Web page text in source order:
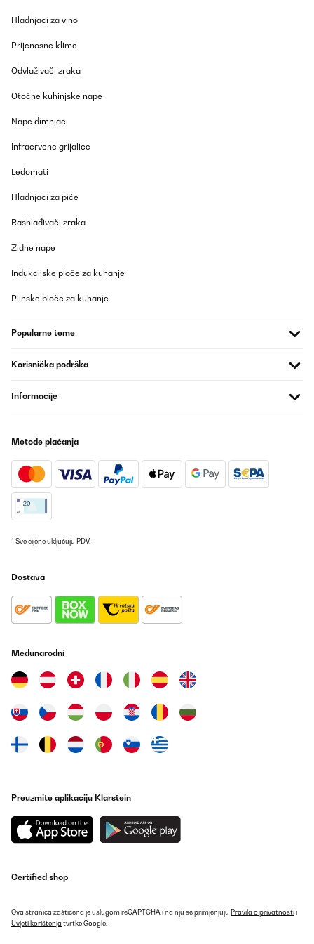
morgens auf und denkt man bekommt keine Luft mehr.Endlich ist
damit Schluss.Dieser Spiegel von Klarstein ist sehr Robust
sich einwandfrei und Planmäßig auf den Boden stellen. Es liegen
ebenfalls möglich ist.Der Spiegel hat keine Einbuße trotz
nicht das er eine Heizfunktion bietet.Die App lässt sich mit einen
sowie eine Vorkonfigurationen für einen festen Zeitintervall.Die
Heizung wird ordentlich heiß und man muss stellenweiße ab 20°
Kleinkindern sollte man besonders wachsam sein, oder einfach
mein 15qm Schlafzimmer von 16° Raumtemperatur auf 21° binnen
Temperatur und man steht morgens nicht mit Kopfschmerzen
Amazon-Benutzer
Hladnjaci za vino
Prijenosne klime
Odvlaživači zraka
Otočne kuhinjske nape
Nape dimnjaci
Infracrvene grijalice
Ledomati
Hladnjaci za piće
Rashlađivači zraka
Zidne nape
Indukcijske ploče za kuhanje
Plinske ploče za kuhanje
Popularne teme
Korisnička podrška
Informacije
Metode plaćanja
* Sve cijene uključuju PDV.
Dostava
Međunarodni
Preuzmite aplikaciju Klarstein
Certified shop
Ova stranica zaštićena je uslugom reCAPTCHA i na nju se primjenjuju Pravila o privatnostii
Uvjeti korištenja tvrtke Google.